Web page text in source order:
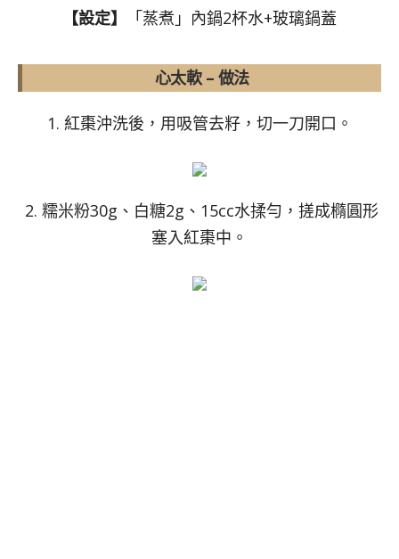
【設定】 「蒸煮」內鍋2杯水+玻璃鍋蓋
心太軟 – 做法
1. 紅棗沖洗後，用吸管去籽，切一刀開口。
2. 糯米粉30g、白糖2g、15cc水揉勻，搓成橢圓形
塞入紅棗中。